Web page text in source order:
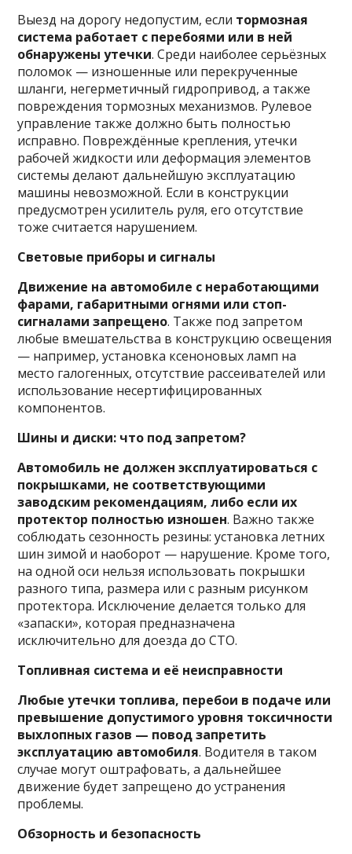
Выезд на дорогу недопустим, если тормозная
система работает с перебоями или в ней
обнаружены утечки. Среди наиболее серьёзных
поломок — изношенные или перекрученные
шланги, негерметичный гидропривод, а также
повреждения тормозных механизмов. Рулевое
управление также должно быть полностью
исправно. Повреждённые крепления, утечки
рабочей жидкости или деформация элементов
системы делают дальнейшую эксплуатацию
машины невозможной. Если в конструкции
предусмотрен усилитель руля, его отсутствие
тоже считается нарушением.
Световые приборы и сигналы
Движение на автомобиле с неработающими
фарами, габаритными огнями или стоп-
сигналами запрещено. Также под запретом
любые вмешательства в конструкцию освещения
— например, установка ксеноновых ламп на
место галогенных, отсутствие рассеивателей или
использование несертифицированных
компонентов.
Шины и диски: что под запретом?
Автомобиль не должен эксплуатироваться с
покрышками, не соответствующими
заводским рекомендациям, либо если их
протектор полностью изношен. Важно также
соблюдать сезонность резины: установка летних
шин зимой и наоборот — нарушение. Кроме того,
на одной оси нельзя использовать покрышки
разного типа, размера или с разным рисунком
протектора. Исключение делается только для
«запаски», которая предназначена
исключительно для доезда до СТО.
Топливная система и её неисправности
Любые утечки топлива, перебои в подаче или
превышение допустимого уровня токсичности
выхлопных газов — повод запретить
эксплуатацию автомобиля. Водителя в таком
случае могут оштрафовать, а дальнейшее
движение будет запрещено до устранения
проблемы.
Обзорность и безопасность